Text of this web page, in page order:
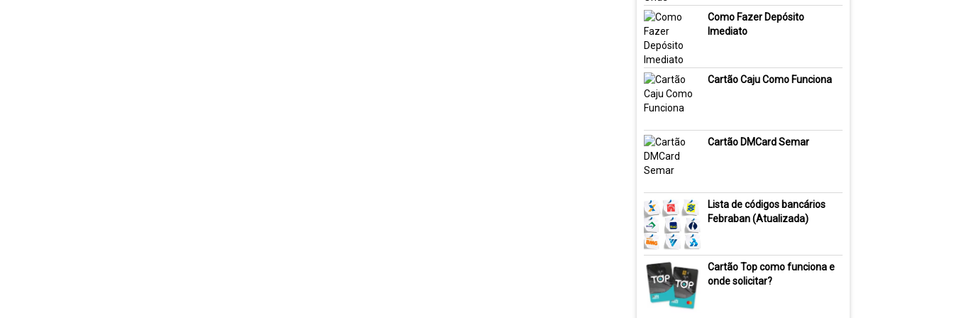
Como Fazer Depósito
Imediato
Cartão Caju Como Funciona
Cartão DMCard Semar
Lista de códigos bancários
Febraban (Atualizada)
Cartão Top como funciona e
onde solicitar?